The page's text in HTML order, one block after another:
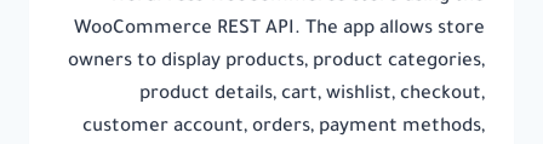
WooCommerce REST API. The app allows store
owners to display products, product categories,
product details, cart, wishlist, checkout,
customer account, orders, payment methods,